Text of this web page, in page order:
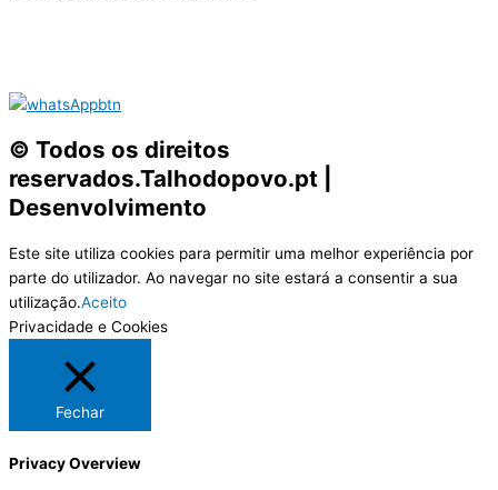
© Todos os direitos
reservados.Talhodopovo.pt |
Desenvolvimento
Este site utiliza cookies para permitir uma melhor experiência por
parte do utilizador. Ao navegar no site estará a consentir a sua
utilização.Aceito
Privacidade e Cookies
Fechar
Privacy Overview